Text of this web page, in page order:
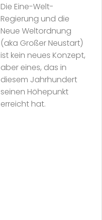
Die Eine-Welt-
Regierung und die
Neue Weltordnung
(aka Großer Neustart)
ist kein neues Konzept,
aber eines, das in
diesem Jahrhundert
seinen Höhepunkt
erreicht hat.